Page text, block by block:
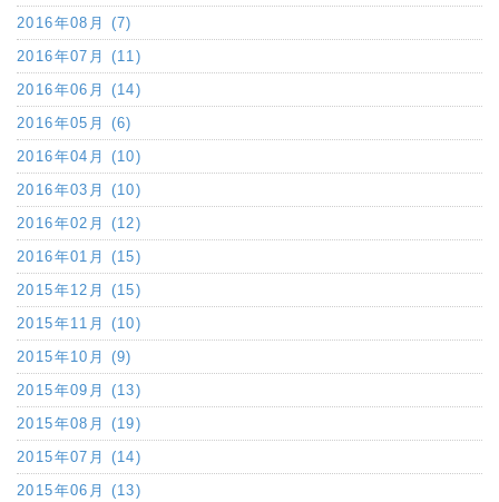
2016年08月 (7)
2016年07月 (11)
2016年06月 (14)
2016年05月 (6)
2016年04月 (10)
2016年03月 (10)
2016年02月 (12)
2016年01月 (15)
2015年12月 (15)
2015年11月 (10)
2015年10月 (9)
2015年09月 (13)
2015年08月 (19)
2015年07月 (14)
2015年06月 (13)